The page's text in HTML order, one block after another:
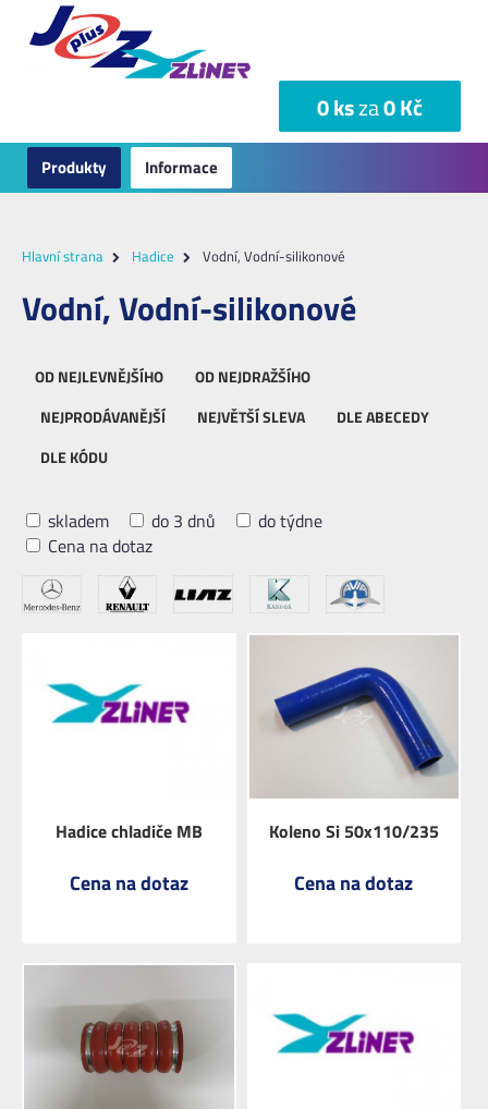
0 ksza0 Kč
Produkty Informace
Hlavní strana Hadice Vodní, Vodní-silikonové
Vodní, Vodní-silikonové
OD NEJLEVNĚJŠÍHO
OD NEJDRAŽŠÍHO
NEJPRODÁVANĚJŠÍ
NEJVĚTŠÍ SLEVA
DLE ABECEDY
DLE KÓDU
skladem do 3 dnů
do týdne
Cena na dotaz
Hadice chladiče MB
Cena na dotaz
Koleno Si 50x110/235
Cena na dotaz